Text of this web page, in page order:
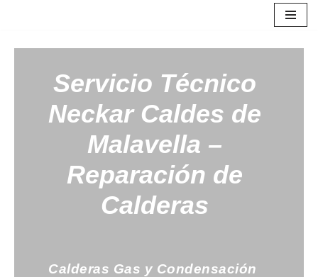
Servicio Técnico
Neckar Caldes de
Malavella –
Reparación de
Calderas
Calderas Gas y Condensación